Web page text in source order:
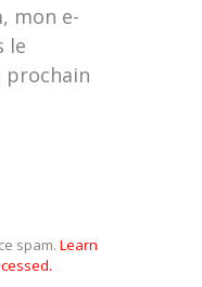
mon e-
le
prochain
spam. Learn